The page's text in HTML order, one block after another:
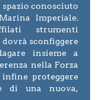
conosciuto
Imperiale.
strumenti
sconfiggere
insieme a
nella Forza
proteggere
di una nuova,